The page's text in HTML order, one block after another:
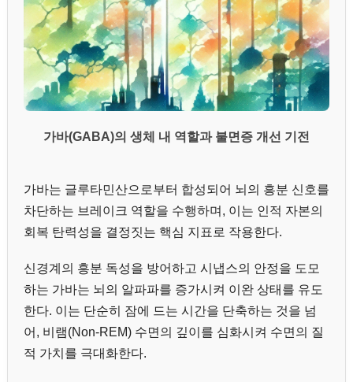
가바(GABA)의 생체 내 역할과 불면증 개선 기전
가바는 글루타민산으로부터 합성되어 뇌의 흥분 신호를
차단하는 브레이크 역할을 수행하며, 이는 인적 자본의
회복 탄력성을 결정짓는 핵심 지표로 작용한다.
신경계의 흥분 독성을 방어하고 시냅스의 안정을 도모
하는 가바는 뇌의 알파파를 증가시켜 이완 상태를 유도
한다. 이는 단순히 잠에 드는 시간을 단축하는 것을 넘
어, 비램(Non-REM) 수면의 깊이를 심화시켜 수면의 질
적 가치를 극대화한다.